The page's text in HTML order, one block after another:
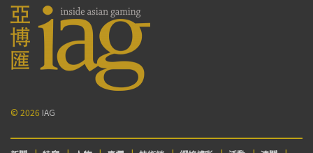
© 2026 IAG